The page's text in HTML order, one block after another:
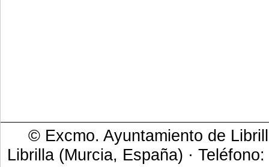
© Excmo. Ayuntamiento de
Librilla (Murcia, España) ·